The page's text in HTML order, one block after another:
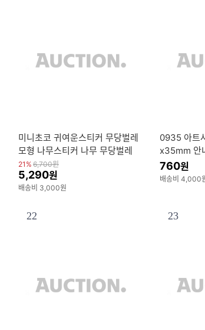
미니초코 귀여운스티커 무당벌레
모형 나무스티커 나무 무당벌레
스티커
21% 6,700원
5,290원
배송비 3,000원
0935 아트
x35mm 안
P SHOW
760원
배송비 4,000
22 23